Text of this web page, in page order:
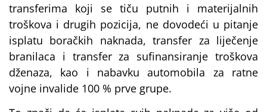
transferima koji se tiču putnih i materijalnih
troškova i drugih pozicija, ne dovodeći u pitanje
isplatu boračkih naknada, transfer za liječenje
branilaca i transfer za sufinansiranje troškova
dženaza, kao i nabavku automobila za ratne
vojne invalide 100 % prve grupe.